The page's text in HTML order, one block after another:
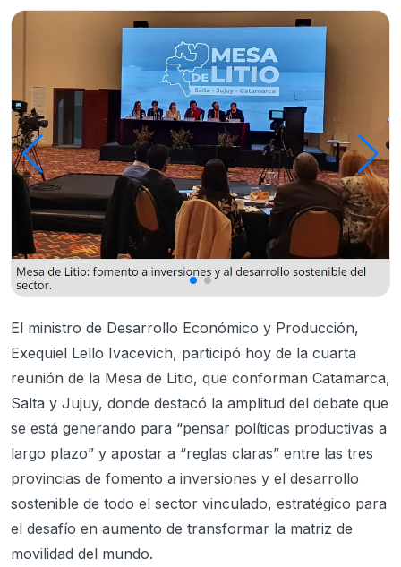
El ministro de Desarrollo Económico y Producción,
Exequiel Lello Ivacevich, participó hoy de la cuarta
reunión de la Mesa de Litio, que conforman Catamarca,
Salta y Jujuy, donde destacó la amplitud del debate que
se está generando para “pensar políticas productivas a
largo plazo” y apostar a “reglas claras” entre las tres
provincias de fomento a inversiones y el desarrollo
sostenible de todo el sector vinculado, estratégico para
el desafío en aumento de transformar la matriz de
movilidad del mundo.